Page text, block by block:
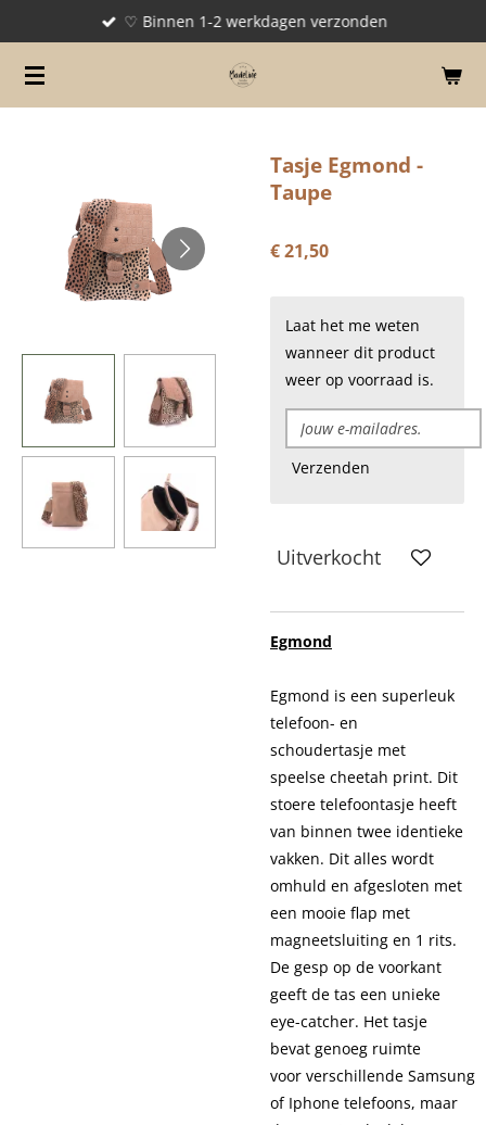
naar
de
♡ Binnen 1-2 werkdagen verzonden
Tasje Egmond -
Taupe
€ 21,50
Laat het me weten
wanneer dit product
weer op voorraad is.
Verzenden
Uitverkocht
Egmond
Egmond is een superleuk
telefoon- en
schoudertasje met
speelse cheetah print. Dit
stoere telefoontasje heeft
van binnen twee identieke
vakken. Dit alles wordt
omhuld en afgesloten met
een mooie flap met
magneetsluiting en 1 rits.
De gesp op de voorkant
geeft de tas een unieke
eye-catcher. Het tasje
bevat genoeg ruimte
voor verschillende Samsung
of Iphone telefoons, maar